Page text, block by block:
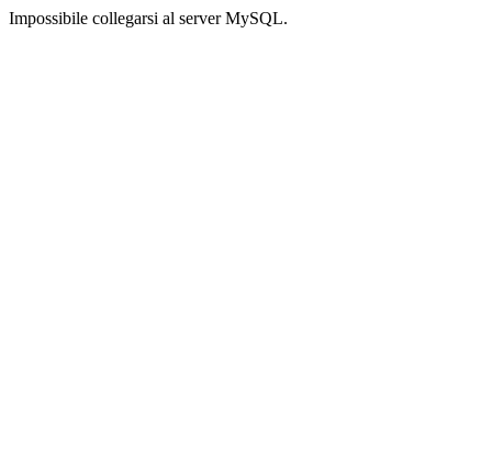
Impossibile collegarsi al server MySQL.